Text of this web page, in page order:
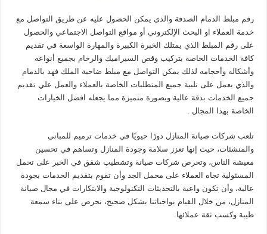
رقم مبلط الدمام الصدفة والذي يمكن الحصول عليه عن طريق التواصل مع
خدمة العملاء او البحث الإلكتروني أو مواقع التواصل الاجتماعي والحصول
على رقم المبلط الذي يمتلك الخبرة الكبيرة والمهارة الواسعة في تقديم
كافة الخدمات الخاصة بتركيب وقص السيراميك والرخام بجميع أنواعه
وأشكاله وأحجامه لذلك يمكن التواصل مع مبلط ضاحية الملك فهد بالدمام
والذي يعمل على تلبية جميع المتطلبات الخاصة بالعملاء والعمل علي تقديم
جميع الخدمات بدقة عالية وبصورة متميزة مما يجعله افضل الخيارات
الخاصة بهذا المجال .
تلعب شركات صيانة المنازل دورًا حيويًا في خدمات ترميم للمباني
والمنشئات، حيث إنها تعزز سلامة وجودة المنازل وتساهم في تحسين
معيشة الناس، وتحرص شركات صيانة وتشطيب شقق في الخبر على تحمل
المسئولية تجاه العملاء على محمل الجد وأن تقوم بتقديم الخدمات بجودة
عالية، وأن تكون واعية بالتحديثات التكنولوجية والابتكارات في مجال صيانة
المنازل، من خلال القيام بواجباتنا بشكل صحيح، نحرص على بناء سمعة
طيبة وكسب ثقة عملائها.